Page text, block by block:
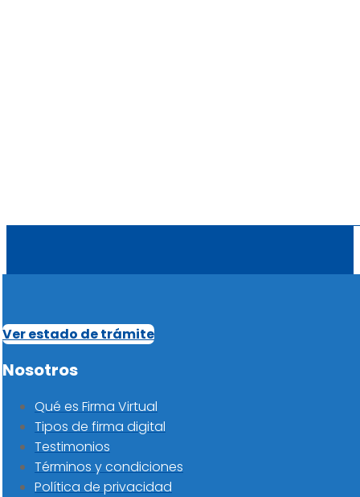
Ver estado de trámite
Nosotros
Qué es Firma Virtual
Tipos de firma digital
Testimonios
Términos y condiciones
Política de privacidad